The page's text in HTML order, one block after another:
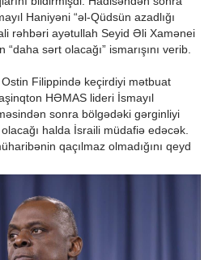
Haniyəni “əl-Qüdsün azadlığı
rəhbəri ayətullah Seyid Əli Xamənei
sərt olacağı” ismarışını verib.
Filippində keçirdiyi mətbuat
HƏMAS lideri İsmayıl
sonra bölgədəki gərginliyi
halda İsraili müdafiə edəcək.
qaçılmaz olmadığını qeyd